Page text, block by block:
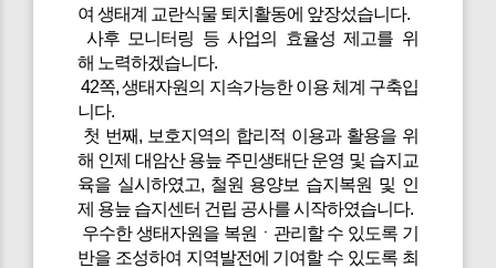
여 생태계 교란식물 퇴치활동에 앞장섰습니다.
사후 모니터링 등 사업의 효율성 제고를 위
해 노력하겠습니다.
42쪽, 생태자원의 지속가능한 이용 체계 구축입
니다.
첫 번째, 보호지역의 합리적 이용과 활용을 위
해 인제 대암산 용늪 주민생태단 운영 및 습지교
육을 실시하였고, 철원 용양보 습지복원 및 인
제 용늪 습지센터 건립 공사를 시작하였습니다.
우수한 생태자원을 복원ㆍ관리할 수 있도록 기
반을 조성하여 지역발전에 기여할 수 있도록 최